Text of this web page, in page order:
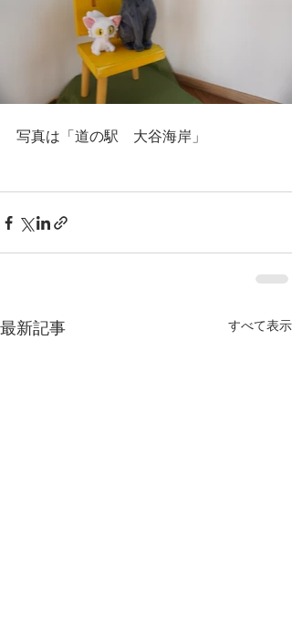
写真は「道の駅　大谷海岸」
最新記事 すべて表示